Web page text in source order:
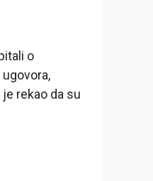
o
rekao da su